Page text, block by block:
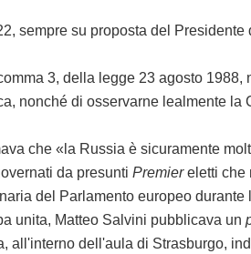
su proposta del Presidente
3, della legge 23 agosto 1988,
nonché di osservarne lealmente
«la Russia è sicuramente
da presunti Premiereletti che
Parlamento europeo durante
unita, Matteo Salvini pubblicava un
dell'aula di Strasburgo,